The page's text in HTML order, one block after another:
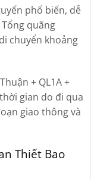
phổ biến, dễ
quãng
chuyển khoảng
+ QL1A +
gian do đi qua
giao thông và
Thiết Bao